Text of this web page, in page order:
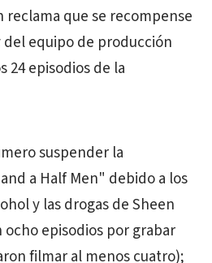
reclama que se recompense
equipo de producción
24 episodios de la
suspender la
a Half Men" debido a los
y las drogas de Sheen
episodios por grabar
filmar al menos cuatro);